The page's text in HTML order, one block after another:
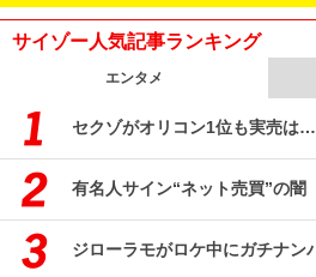
サイゾー人気記事ランキング
エンタメ
セクゾがオリコン1位も実売は
有名人サイン“ネット売買”の闇
ジローラモがロケ中にガチナン